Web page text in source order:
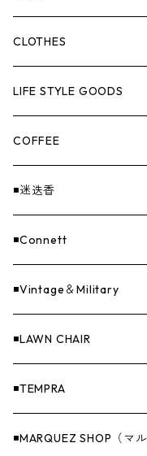
HANGBURGER（ハングバ
EX-GATE（エクスゲート）
Others（その他）
COLLABORATION
UNITIUM.
THE UNFORM STORE オ
ランタン＆ライト
クッカー＆カトラリー
バーナー
焚火
寝具
ファニチャー
収納
ナイフ＆アックス
燃料
CLOTHES
TOPS
PANTS
CAP
GOODS
バンダナ＆手ぬぐい
LIFE STYLE GOODS
ステッカー
COFFEE
◾️迷迭香
◾️Connett
◾️Vintage＆Military
◾️LAWN CHAIR
◾️TEMPRA
◾️MARQUEZ SHOP（マ